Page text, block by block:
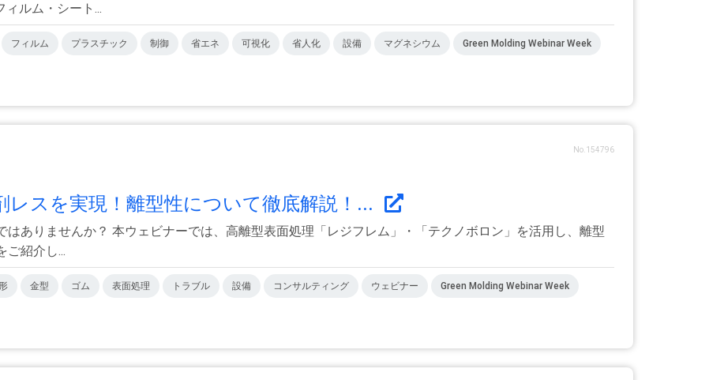
ルム・シート...
フィルム プラスチック 制御 省エネ 可視化 省人化 設備 マグネシウム Green Molding Webinar Week
No.154796
レスを実現！離型性について徹底解説！...
ありませんか？ 本ウェビナーでは、高離型表面処理「レジフレム」・「テクノボロン」を活用し、離型
ご紹介し...
金型 ゴム 表面処理 トラブル 設備 コンサルティング ウェビナー Green Molding Webinar Week